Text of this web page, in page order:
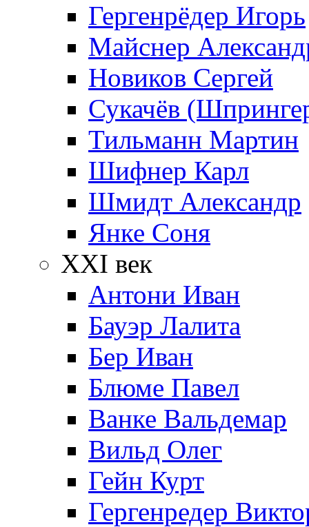
Гергенрёдер Игорь
Майснер
Новиков Сергей
Сукачёв
Тильманн Мартин
Шифнер Карл
Шмидт Александр
Янке Соня
XXI век
Антони Иван
Бауэр Лалита
Бер Иван
Блюме Павел
Ванке Вальдемар
Вильд Олег
Гейн Курт
Гергенредер